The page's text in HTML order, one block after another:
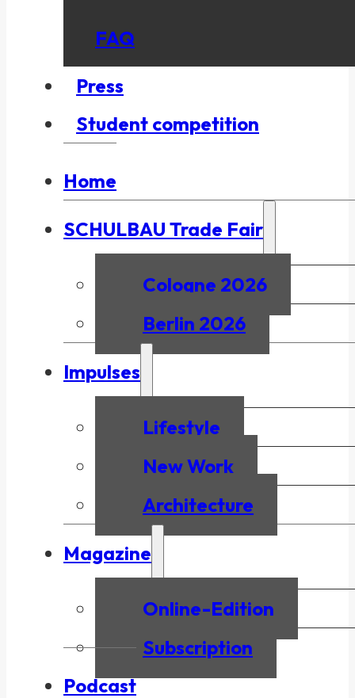
FAQ
Press
Student competition
Home
SCHULBAU Trade Fair
Cologne 2026
Berlin 2026
Impulses
Lifestyle
New Work
Architecture
Magazine
Online-Edition
Subscription
Podcast